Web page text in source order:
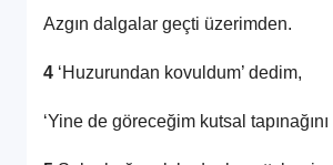
Azgın dalgalar geçti üzerimden.
4 ‘Huzurundan kovuldum’ dedim,
‘Yine de göreceğim kutsal tapınağını